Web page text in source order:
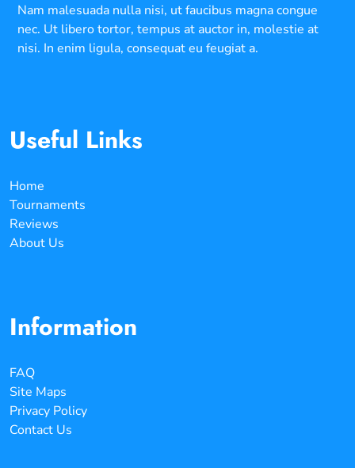
Nam malesuada nulla nisi, ut faucibus magna congue
nec. Ut libero tortor, tempus at auctor in, molestie at
nisi. In enim ligula, consequat eu feugiat a.
Useful Links
Home
Tournaments
Reviews
About Us
Information
FAQ
Site Maps
Privacy Policy
Contact Us